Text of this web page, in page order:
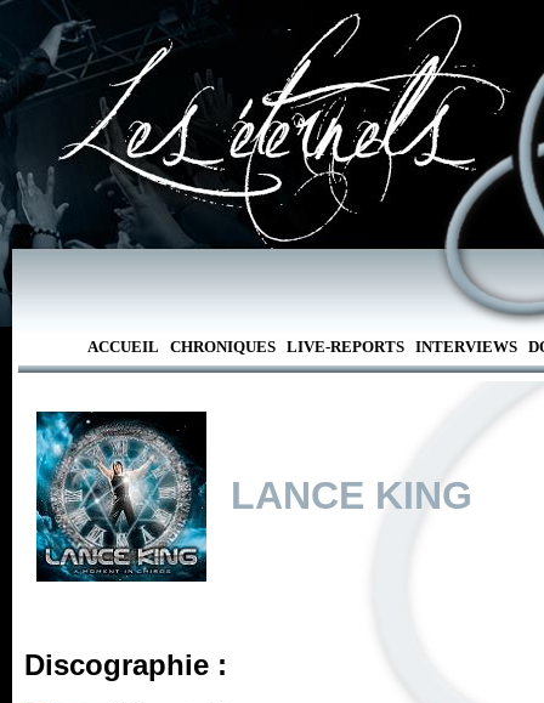
ACCUEIL CHRONIQUES LIVE-REPORTS INTERVIEWS
LANCE KING
Discographie :